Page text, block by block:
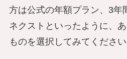
方は公式の年額プラン、3年
ネクストといったように、
ものを選択してみてください